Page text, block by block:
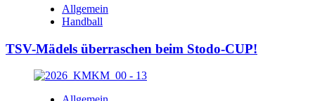
Allgemein
Handball
TSV-Mädels überraschen beim Stodo-CUP!